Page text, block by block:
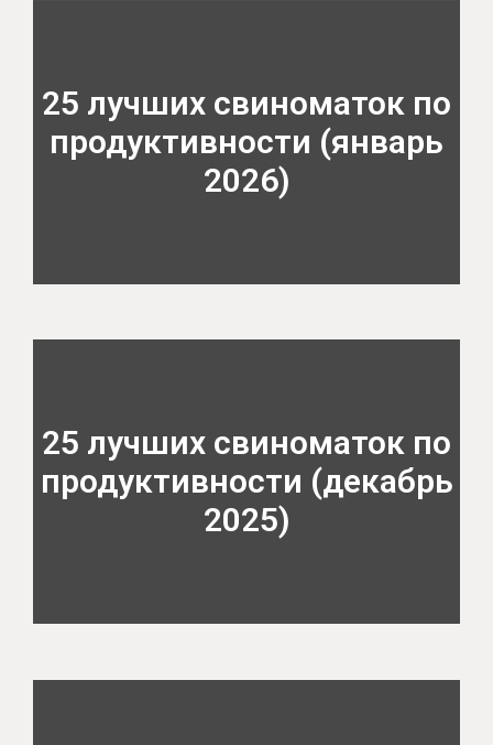
25 лучших свиноматок по
продуктивности (январь
2026)
25 лучших свиноматок по
продуктивности (декабрь
2025)